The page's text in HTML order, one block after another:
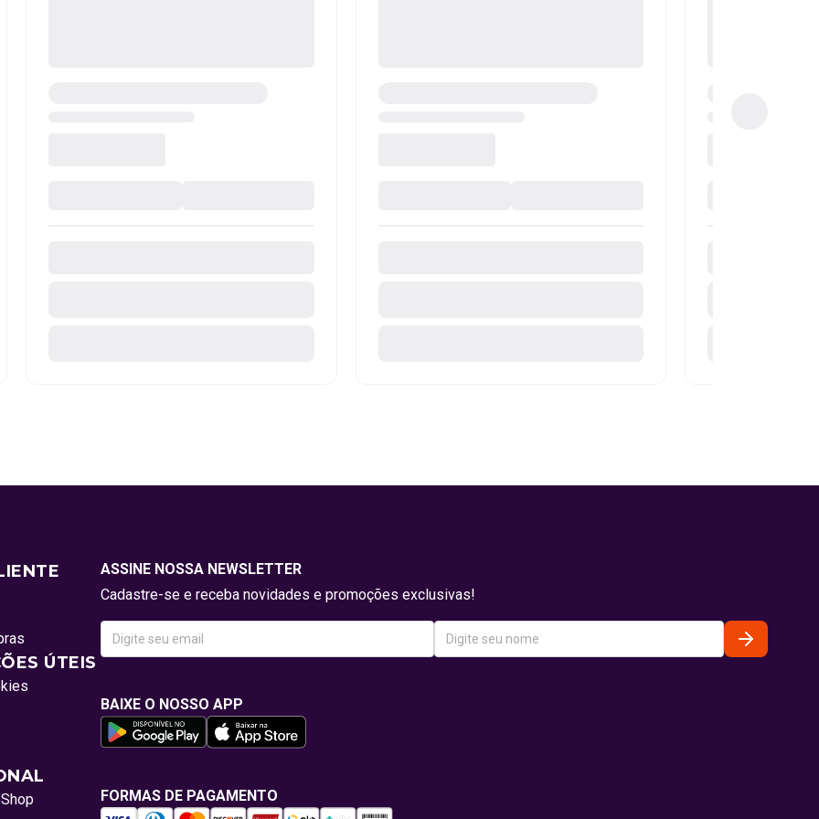
ÚTEIS
ASSINE NOSSA NEWSLETTER
Cadastre-se e receba novidades e promoções exclusivas!
BAIXE O NOSSO APP
FORMAS DE PAGAMENTO